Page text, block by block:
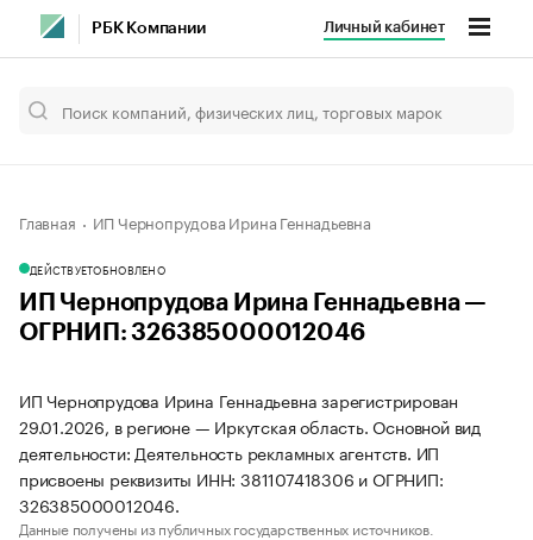
РБК Компании Личный кабинет
Главная ИП Чернопрудова Ирина Геннадьевна
ДЕЙСТВУЕТОБНОВЛЕНО
ИП Чернопрудова Ирина Геннадьевна —
ОГРНИП: 326385000012046
ИП Чернопрудова Ирина Геннадьевна зарегистрирован
29.01.2026, в регионе — Иркутская область. Основной вид
деятельности: Деятельность рекламных агентств. ИП
присвоены реквизиты ИНН: 381107418306 и ОГРНИП:
326385000012046.
Данные получены из публичных государственных источников.